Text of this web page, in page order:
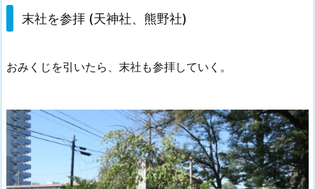
末社を参拝 (天神社、熊野社)
おみくじを引いたら、末社も参拝していく。